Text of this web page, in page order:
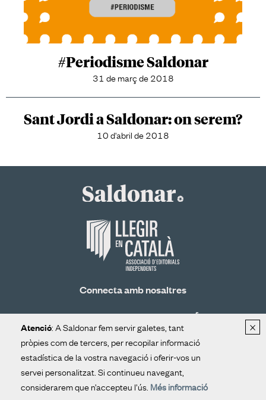
#Periodisme Saldonar
31 de març de 2018
Sant Jordi a Saldonar: on serem?
10 d'abril de 2018
Connecta amb nosaltres
Rep el nostre butlletí
×
Atenció: A Saldonar fem servir galetes, tant
pròpies com de tercers, per recopilar informació
estadística de la vostra navegació i oferir-vos un
servei personalitzat. Si continueu navegant,
considerarem que n’accepteu l’ús. Més informació